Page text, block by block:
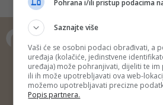
20.
Copyright © 2014
Impressum
Kontakt Marketing
O nama
Pohrana i/ili pristup podacima
Saznajte više
Vaši će se osobni podaci obrađivati, a
uređaja (kolačiće, jedinstvene
uređaja) može pohranjivati, dijeliti te
ili ih može upotrebljavati ova web-
možemo upotrebljavati precizne
Popis partnera.